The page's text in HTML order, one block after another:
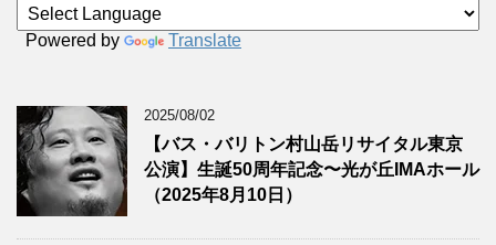
Powered by Translate
2025/08/02
【バス・バリトン村山岳リサイタル東京
公演】生誕50周年記念〜光が丘IMAホール
（2025年8月10日）